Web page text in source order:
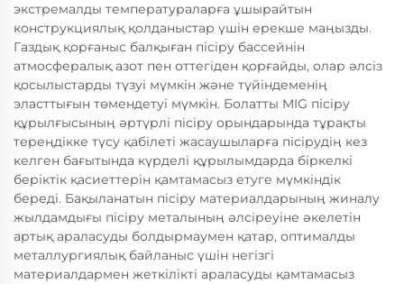
экстремалды температураларға ұшырайтын
конструкциялық қолданыстар үшін ерекше маңызды.
Газдық қорғаныс балқыған пісіру бассейнін
атмосфералық азот пен оттегіден қорғайды, олар әлсіз
қосылыстарды түзуі мүмкін және түйіндеменің
эласттығын төмендетуі мүмкін. Болатты MIG пісіру
құрылғысының әртүрлі пісіру орындарында тұрақты
тереңдікке түсу қабілеті жасаушыларға пісірудің кез
келген бағытында күрделі құрылымдарда біркелкі
беріктік қасиеттерін қамтамасыз етуге мүмкіндік
береді. Бақыланатын пісіру материалдарының жиналу
жылдамдығы пісіру металының әлсіреуіне әкелетін
артық араласуды болдырмаумен қатар, оптималды
металлургиялық байланыс үшін негізгі
материалдармен жеткілікті араласуды қамтамасыз